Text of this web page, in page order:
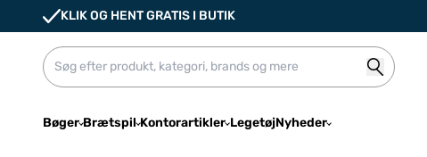
KLIK OG HENT GRATIS I BUTIK
Bøger Brætspil Kontorartikler LegetøjNyheder